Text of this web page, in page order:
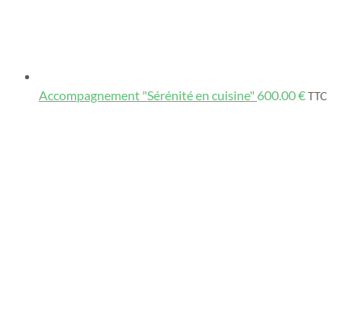
Accompagnement "Sérénité en cuisine" 600.00€TTC